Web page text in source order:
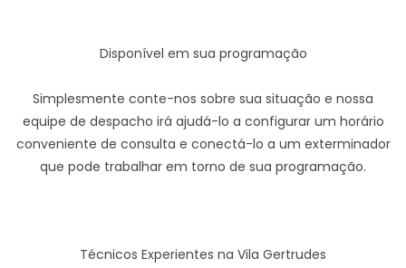
Disponível em sua programação
Simplesmente conte-nos sobre sua situação e nossa
equipe de despacho irá ajudá-lo a configurar um horário
conveniente de consulta e conectá-lo a um exterminador
que pode trabalhar em torno de sua programação.
Técnicos Experientes na Vila Gertrudes